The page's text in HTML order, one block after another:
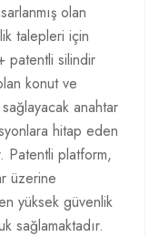
olan
talepleri için
patentli silindir
konut ve
anahtar
hitap eden
Patentli platform,
üzerine
yüksek güvenlik
sağlamaktadır.